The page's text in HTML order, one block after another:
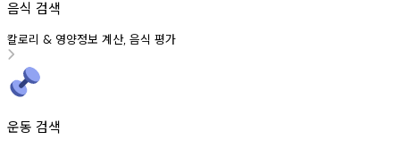
음식 검색
칼로리 & 영양정보 계산, 음식 평가
운동 검색